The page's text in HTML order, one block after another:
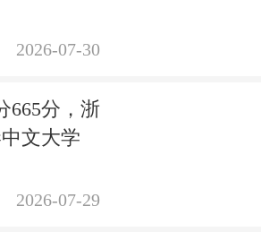
2026-07-30
665分，浙
文大学
2026-07-29